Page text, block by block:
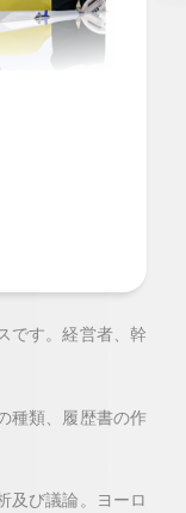
です。経営者、幹
種類、履歴書の作
及び議論。ヨーロ